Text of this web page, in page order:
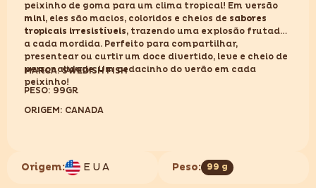
peixinho de goma para um clima tropical! Em versão
mini, eles são macios, coloridos e cheios de sabores
tropicais irresistíveis, trazendo uma explosão frutada
a cada mordida. Perfeito para compartilhar,
presentear ou curtir um doce divertido, leve e cheio de
personalidade. Um pedacinho do verão em cada
peixinho!
MARCA: SWEDISH FISH
PESO: 99GR
ORIGEM: CANADA
Origem: EUA Peso: 99 g